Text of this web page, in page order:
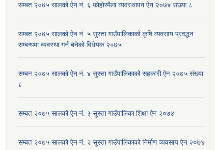
सम्बत २०७५ सालको ऐन नं. ६ फोहोरमैला व्यवस्थापन ऐन २०७४ संख्या ८
सम्बत २०७५ सालको ऐन नं. ५ सुस्ता गाउँपालिकाको कृषि व्यवसाय प्रवद्धन
सम्बन्धमा व्यवस्था गर्न बनेको विधेयक २०७५
सम्बन २०७५ सालको ऐन नं. ४ सुस्ता गाउँपालिकाको सहकारी ऐन २०७५ संख्या
८
सम्बत २०७५ सालको ऐन नं. ३ सुस्ता गाउँपालिका शिक्षा ऐन २०७४
सम्बत २०७५ सालको ऐन नं. २ सुस्ता गाउँपालिकाको निर्माण व्यवसाय ऐन २०७४